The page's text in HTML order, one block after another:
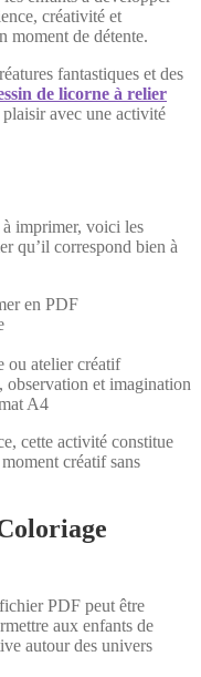
créativité et
moment de détente.
fantastiques et des
de licorne à relier
avec une activité
imprimer, voici les
qu’il correspond bien à
en PDF
ou atelier créatif
et imagination
A4
cette activité constitue
créatif sans
PDF peut être
aux enfants de
autour des univers